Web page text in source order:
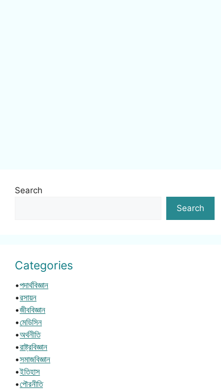
Search
Search
Categories
•পদার্থবিজ্ঞান
•রসায়ন
•জীববিজ্ঞান
•মেডিসিন
•অর্থনীতি
•রাষ্ট্রবিজ্ঞান
•সমাজবিজ্ঞান
•ইতিহাস
•পৌরনীতি